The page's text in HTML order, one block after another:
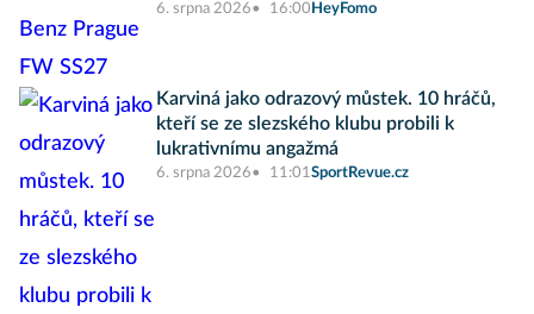
6. srpna 2026 16:00 HeyFomo
Karviná jako odrazový můstek. 10 hráčů,
kteří se ze slezského klubu probili k
lukrativnímu angažmá
6. srpna 2026 11:01SportRevue.cz